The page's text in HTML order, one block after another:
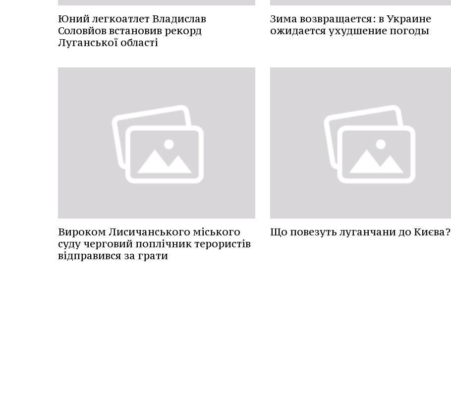
Юний легкоатлет Владислав
Соловйов встановив рекорд
Луганської області
Зима возвращается: в Украине
ожидается ухудшение погоды
Вироком Лисичанського міського
суду черговий поплічник терористів
відправився за грати
Що повезуть луганчани до Києва?